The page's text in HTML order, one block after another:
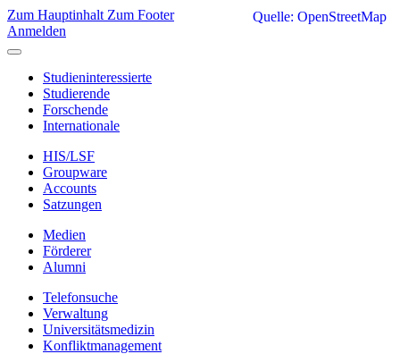
Zum Hauptinhalt Zum Footer
Anmelden
Studieninteressierte
Studierende
Forschende
Internationale
HIS/LSF
Groupware
Accounts
Satzungen
Medien
Förderer
Alumni
Telefonsuche
Verwaltung
Universitätsmedizin
Konfliktmanagement
Quelle: OpenStreetMap